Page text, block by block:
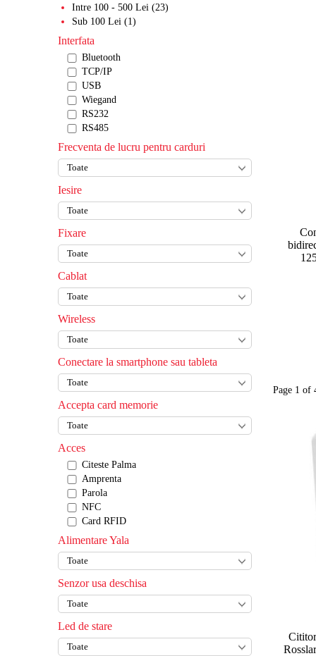
Intre 100 - 500 Lei (23)
Sub 100 Lei (1)
Interfata
Bluetooth
TCP/IP
USB
Wiegand
RS232
RS485
Frecventa de lucru pentru carduri
Iesire
Fixare
Cablat
Wireless
Conectare la smartphone sau tableta
Accepta card memorie
Acces
Citeste Palma
Amprenta
Parola
NFC
Card RFID
Alimentare Yala
Senzor usa deschisa
Led de stare
Page 1 of